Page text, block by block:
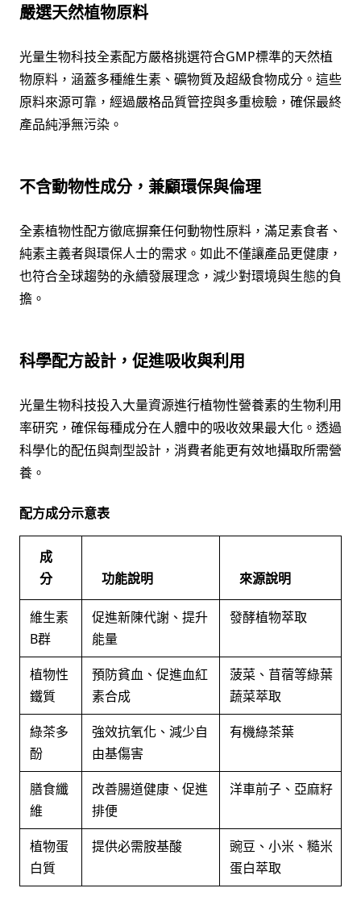
嚴選天然植物原料
光量生物科技全素配方嚴格挑選符合GMP標準的天然植
物原料，涵蓋多種維生素、礦物質及超級食物成分。這些
原料來源可靠，經過嚴格品質管控與多重檢驗，確保最終
產品純淨無污染。
不含動物性成分，兼顧環保與倫理
全素植物性配方徹底摒棄任何動物性原料，滿足素食者、
純素主義者與環保人士的需求。如此不僅讓產品更健康，
也符合全球趨勢的永續發展理念，減少對環境與生態的負
擔。
科學配方設計，促進吸收與利用
光量生物科技投入大量資源進行植物性營養素的生物利用
率研究，確保每種成分在人體中的吸收效果最大化。透過
科學化的配伍與劑型設計，消費者能更有效地攝取所需營
養。
配方成分示意表
成
分
功能說明 來源說明
維生素
B群
促進新陳代謝、提升
能量
發酵植物萃取
植物性
鐵質
預防貧血、促進血紅
素合成
菠菜、苜蓿等綠葉
蔬菜萃取
綠茶多
酚
強效抗氧化、減少自
由基傷害
有機綠茶葉
膳食纖
維
改善腸道健康、促進
排便
洋車前子、亞麻籽
植物蛋
白質
提供必需胺基酸
豌豆、小米、糙米
蛋白萃取